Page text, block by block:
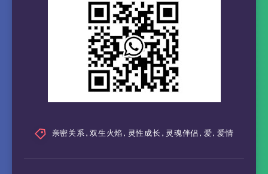
亲密关系 , 双生火焰, 灵性成长 , 灵魂伴侣 , 爱, 爱情